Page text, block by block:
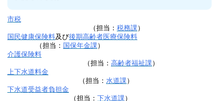
市税
（担当： 税務課）
国民健康保険料及び後期高齢者医療保険料
（担当： 国保年金課）
介護保険料
（担当： 高齢者福祉課）
上下水道料金
（担当： 水道課）
下水道受益者負担金
（担当： 下水道課）